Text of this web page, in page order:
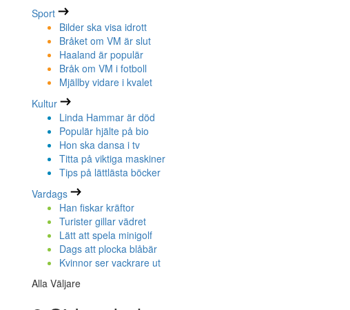
Sport
Bilder ska visa idrott
Bråket om VM är slut
Haaland är populär
Bråk om VM i fotboll
Mjällby vidare i kvalet
Kultur
Linda Hammar är död
Populär hjälte på bio
Hon ska dansa i tv
Titta på viktiga maskiner
Tips på lättlästa böcker
Vardags
Han fiskar kräftor
Turister gillar vädret
Lätt att spela minigolf
Dags att plocka blåbär
Kvinnor ser vackrare ut
Alla Väljare